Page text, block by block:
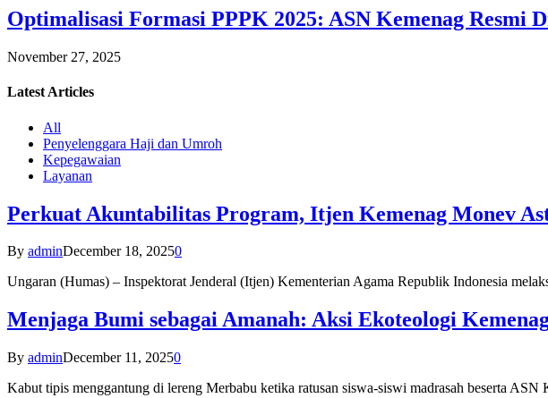
Optimalisasi Formasi PPPK 2025: ASN Kemenag Resmi
November 27, 2025
Latest Articles
All
Penyelenggara Haji dan Umroh
Kepegawaian
Layanan
Perkuat Akuntabilitas Program, Itjen Kemenag Monev
By adminDecember 18, 20250
Ungaran (Humas) – Inspektorat Jenderal (Itjen) Kementerian Agama Republik Indonesia
Menjaga Bumi sebagai Amanah: Aksi Ekoteologi
By adminDecember 11, 20250
Kabut tipis menggantung di lereng Merbabu ketika ratusan siswa-siswi madrasah beserta